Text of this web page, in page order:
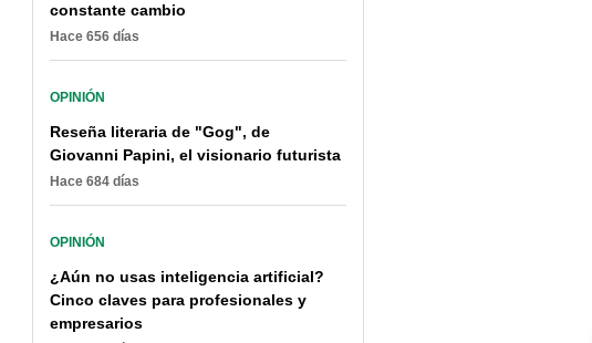
constante cambio
Hace 656 días
OPINIÓN
Reseña literaria de "Gog", de
Giovanni Papini, el visionario futurista
Hace 684 días
OPINIÓN
¿Aún no usas inteligencia artificial?
Cinco claves para profesionales y
empresarios